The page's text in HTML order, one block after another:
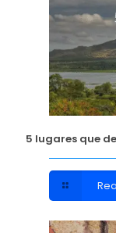
5 lugares que